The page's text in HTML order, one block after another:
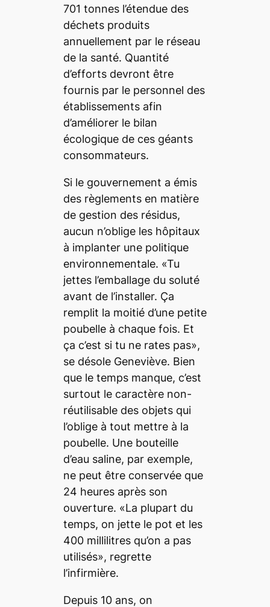
701 tonnes l’étendue des
déchets produits
annuellement par le réseau
de la santé. Quantité
d’efforts devront être
fournis par le personnel des
établissements afin
d’améliorer le bilan
écologique de ces géants
consommateurs.
Si le gouvernement a émis
des règlements en matière
de gestion des résidus,
aucun n’oblige les hôpitaux
à implanter une politique
environnementale. «Tu
jettes l’emballage du soluté
avant de l’installer. Ça
remplit la moitié d’une petite
poubelle à chaque fois. Et
ça c’est si tu ne rates pas»,
se désole Geneviève. Bien
que le temps manque, c’est
surtout le caractère non-
réutilisable des objets qui
l’oblige à tout mettre à la
poubelle. Une bouteille
d’eau saline, par exemple,
ne peut être conservée que
24 heures après son
ouverture. «La plupart du
temps, on jette le pot et les
400 millilitres qu’on a pas
utilisés», regrette
l’infirmière.
Depuis 10 ans, on